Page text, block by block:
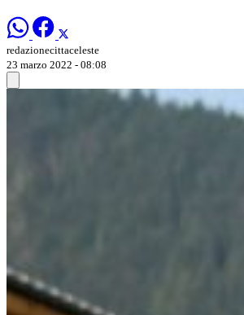
redazionecittaceleste
23 marzo 2022 - 08:08